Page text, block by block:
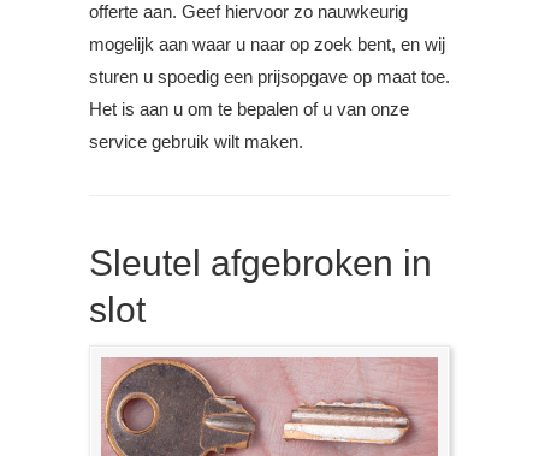
offerte aan. Geef hiervoor zo nauwkeurig
mogelijk aan waar u naar op zoek bent, en wij
sturen u spoedig een prijsopgave op maat toe.
Het is aan u om te bepalen of u van onze
service gebruik wilt maken.
Sleutel afgebroken in
slot